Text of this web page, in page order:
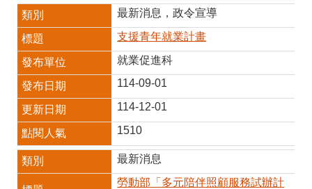
最新消息，政令宣導
支援青年就業計畫
就業促進科
114-09-01
114-12-01
1510
最新消息
勞動部「多元陪伴照顧服務試辦計